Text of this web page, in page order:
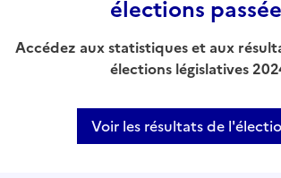
élections
Accédez aux statistiques et aux
élections législatives
Voir les résultats de